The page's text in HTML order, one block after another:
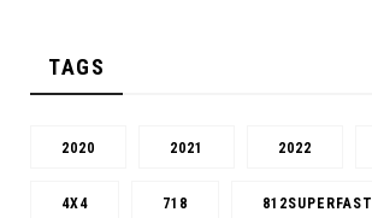
TAGS
2020 2021 2022
4X4 718 812SUPERFAST